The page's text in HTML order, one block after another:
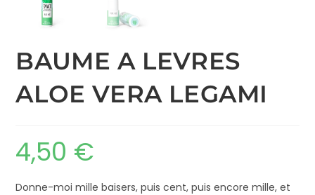
BAUME A LEVRES
ALOE VERA LEGAMI
4,50 €
Donne-moi mille baisers, puis cent, puis encore mille, et